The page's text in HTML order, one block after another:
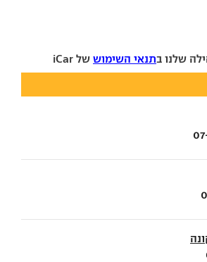
שלנו בתנאי השימוש של iCar